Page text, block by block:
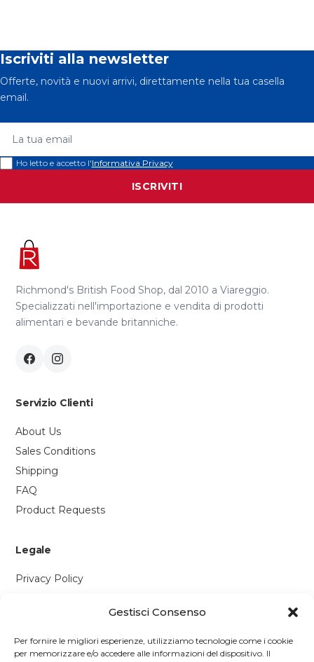
Gestisci Consenso
Per fornire le migliori esperienze, utilizziamo tecnologie come i cookie
per memorizzare e/o accedere alle informazioni del dispositivo. Il
Iscriviti alla newsletter
Offerte, novità e nuovi arrivi, direttamente nella tua casella
email.
Ho letto e accetto l'Informativa Privacy
ISCRIVITI
Richmond's British Food Shop, dal 2010 a Viareggio.
Specializzati nell'importazione e vendita di prodotti
alimentari e bevande britanniche.
Servizio Clienti
About Us
Sales Conditions
Shipping
FAQ
Product Requests
Legale
Privacy Policy
Contattaci